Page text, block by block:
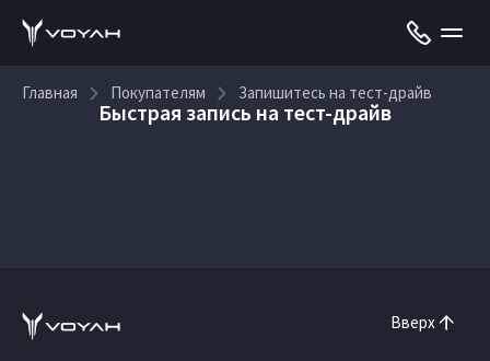
Главная Покупателям Запишитесь на тест-драйв
Быстрая запись на тест-драйв
Вверх